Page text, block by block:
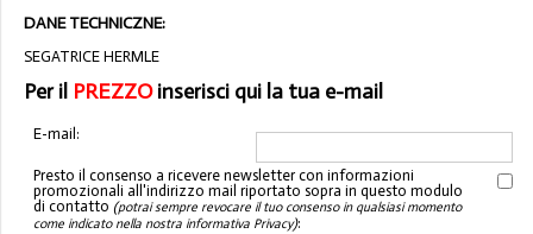
DANE TECHNICZNE:
SEGATRICE HERMLE
Per il PREZZOinserisci qui la tua e-mail
E-mail:
Presto il consenso a ricevere newsletter con informazioni
promozionali all'indirizzo mail riportato sopra in questo modulo
di contatto (potrai sempre revocare il tuo consenso in qualsiasi momento
come indicato nella nostra informativa Privacy):